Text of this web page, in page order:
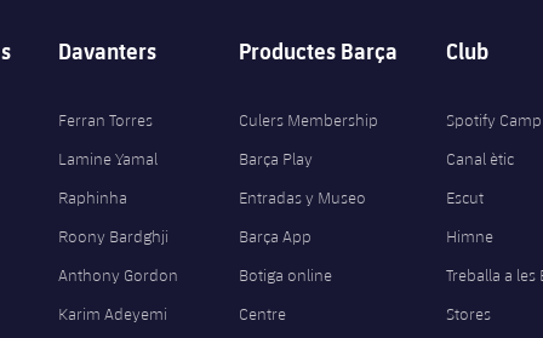
Davanters
Ferran Torres
Lamine Yamal
Raphinha
Roony Bardghji
Anthony Gordon
Karim Adeyemi
Productes Barça
Culers Membership
Barça Play
Entradas y Museo
Barça App
Botiga online
Centre
Club
Spotify
Canal ètic
Escut
Himne
Treballa a les
Stores